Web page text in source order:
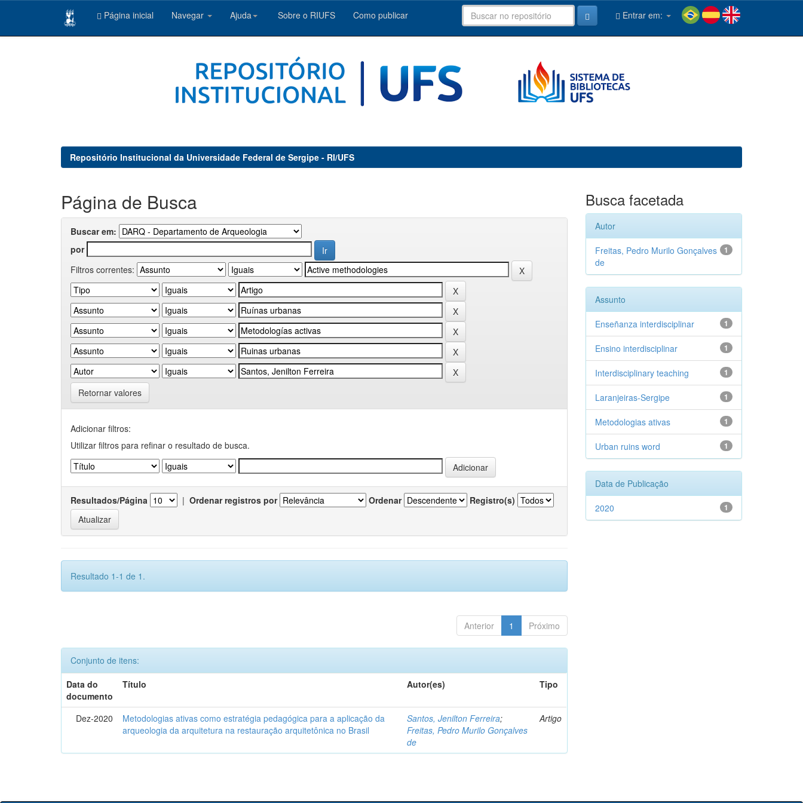
Página inicial Navegar Ajuda Sobre o RIUFS Como publicar Entrar em:
Repositório Institucional da Universidade Federal de Sergipe - RI/UFS
Página de Busca
Buscar em:
por
Filtros correntes:
Retornar valores
Adicionar filtros:
Utilizar filtros para refinar o resultado de busca.
Resultados/Página | Ordenar registros por Ordenar Registro(s)
Resultado 1-1 de 1.
Anterior 1 Próximo
Conjunto de itens:
Data do
documento
Título Autor(es) Tipo
Dez-2020
Metodologias ativas como estratégia pedagógica para a aplicação da
arqueologia da arquitetura na restauração arquitetônica no Brasil
Santos, Jenilton Ferreira;
Freitas, Pedro Murilo Gonçalves
de
Artigo
Busca facetada
Autor
1
Freitas, Pedro Murilo Gonçalves
de
Assunto
1
Enseñanza interdisciplinar
1
Ensino interdisciplinar
1
Interdisciplinary teaching
1
Laranjeiras-Sergipe
1
Metodologias ativas
1
Urban ruins word
Data de Publicação
1
2020